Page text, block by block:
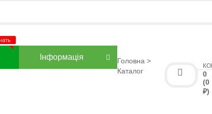
0
(0
₽)
Інформація Головна >
Каталог